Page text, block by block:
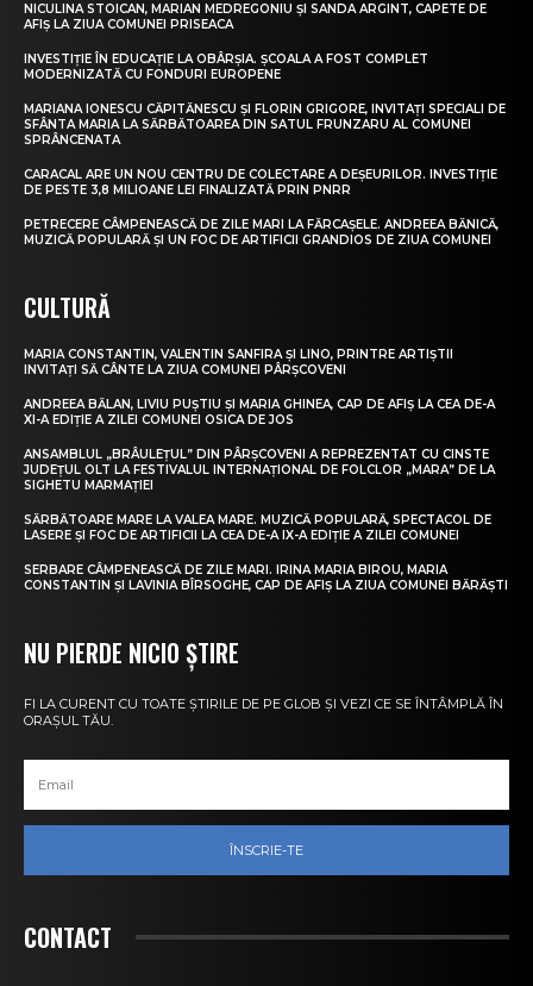
NICULINA STOICAN, MARIAN MEDREGONIU ȘI SANDA ARGINT, CAPETE DE
AFIȘ LA ZIUA COMUNEI PRISEACA
INVESTIȚIE ÎN EDUCAȚIE LA OBÂRȘIA. ȘCOALA A FOST COMPLET
MODERNIZATĂ CU FONDURI EUROPENE
MARIANA IONESCU CĂPITĂNESCU ȘI FLORIN GRIGORE, INVITAȚI SPECIALI DE
SFÂNTA MARIA LA SĂRBĂTOAREA DIN SATUL FRUNZARU AL COMUNEI
SPRÂNCENATA
CARACAL ARE UN NOU CENTRU DE COLECTARE A DEȘEURILOR. INVESTIȚIE
DE PESTE 3,8 MILIOANE LEI FINALIZATĂ PRIN PNRR
PETRECERE CÂMPENEASCĂ DE ZILE MARI LA FĂRCAȘELE. ANDREEA BĂNICĂ,
MUZICĂ POPULARĂ ȘI UN FOC DE ARTIFICII GRANDIOS DE ZIUA COMUNEI
CULTURĂ
MARIA CONSTANTIN, VALENTIN SANFIRA ȘI LINO, PRINTRE ARTIȘTII
INVITAȚI SĂ CÂNTE LA ZIUA COMUNEI PÂRȘCOVENI
ANDREEA BĂLAN, LIVIU PUȘTIU ȘI MARIA GHINEA, CAP DE AFIȘ LA CEA DE-A
XI-A EDIȚIE A ZILEI COMUNEI OSICA DE JOS
ANSAMBLUL „BRÂULEȚUL” DIN PÂRȘCOVENI A REPREZENTAT CU CINSTE
JUDEȚUL OLT LA FESTIVALUL INTERNAȚIONAL DE FOLCLOR „MARA” DE LA
SIGHETU MARMAȚIEI
SĂRBĂTOARE MARE LA VALEA MARE. MUZICĂ POPULARĂ, SPECTACOL DE
LASERE ȘI FOC DE ARTIFICII LA CEA DE-A IX-A EDIȚIE A ZILEI COMUNEI
SERBARE CÂMPENEASCĂ DE ZILE MARI. IRINA MARIA BIROU, MARIA
CONSTANTIN ȘI LAVINIA BÎRSOGHE, CAP DE AFIȘ LA ZIUA COMUNEI BĂRĂȘTI
NU PIERDE NICIO ȘTIRE
FI LA CURENT CU TOATE ȘTIRILE DE PE GLOB ȘI VEZI CE SE ÎNTÂMPLĂ ÎN
ORAȘUL TĂU.
ÎNSCRIE-TE
CONTACT